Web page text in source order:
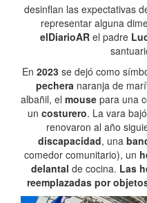
desinflan las expectativas
representar alguna
elDiarioARel padre
En 2023 se dejó como
pecheranaranja de
albañil, el mouse para una
un costurero. La vara
renovaron al año
discapacidad, una
comedor comunitario), un
delantal de cocina. Las
reemplazadas por